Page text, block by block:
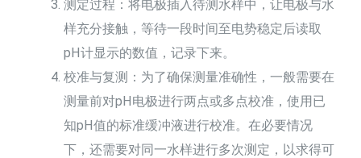
测定过程：将电极插入待测水样中，让电极与水
样充分接触，等待一段时间至电势稳定后读取
pH计显示的数值，记录下来。
校准与复测：为了确保测量准确性，一般需要在
测量前对pH电极进行两点或多点校准，使用已
知pH值的标准缓冲液进行校准。在必要情况
下，还需要对同一水样进行多次测定，以求得可